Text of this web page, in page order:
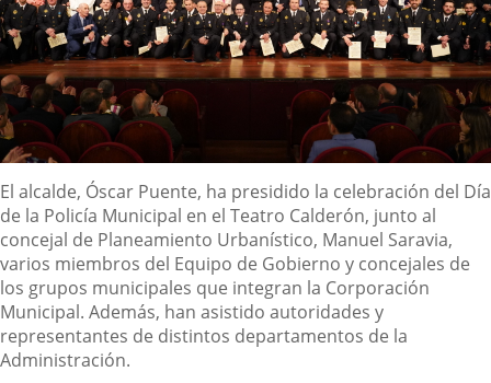
Descripción
El alcalde, Óscar Puente, ha presidido la celebración del Día
de la Policía Municipal en el Teatro Calderón, junto al
concejal de Planeamiento Urbanístico, Manuel Saravia,
varios miembros del Equipo de Gobierno y concejales de
los grupos municipales que integran la Corporación
Municipal. Además, han asistido autoridades y
representantes de distintos departamentos de la
Administración.